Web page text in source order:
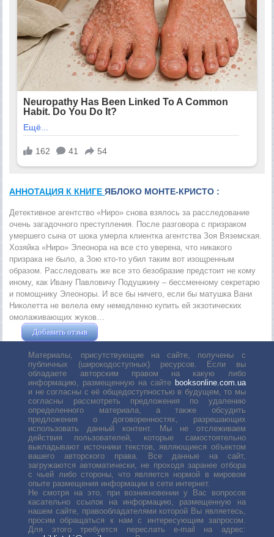
АННОТАЦИЯ К КНИГЕЯБЛОКО МОНТЕ-КРИСТО :
Детективное агентство «Ниро» снова взялось за расследование
очень загадочного преступления. После разговора с призраком
умершего сына от шока умерла клиентка агентства Зоя Вяземская.
Хозяйка «Ниро» Элеонора на все сто уверена, что никакого
призрака не было, а Зою кто-то убил таким вот изощренным
образом. Расследовать же все это безобразие предстоит не кому
иному, как Ивану Павловичу Подушкину – бессменному секретарю
и помощнику Элеоноры. И все бы ничего, если бы матушка Вани
Николетта не велела ему немедленно купить ей экзотических
омолаживающих жуков…
Добавить отзыв
Материалы, присутствующие на сайте, получены с
публичных (широкодоступных) ресурсов. Если вы
обладаете авторским правом на какую либо
информацию, размещенную на сайте booksonline.com.ua
и не согласны с её общедоступностью в будущем, то мы
согласны рассмотреть предложения по удалению
определенного материала, а также обсудить
предложения о договоренностях, разрешающих
использовать данный контент. Мы не отслеживаем
действия пользователей, которые самостоятельно
выкладывают источники текстов, являющиеся объектом
вашего авторского права. Все данные на сайт,
загружаются автоматически, не проходя заранее отбора
с чьей либо стороны, что является нормой в мировом
опыте размещения информации в сети интернет.
Не смотря на это, при возникновении у Вас вопросов
касательно ссылок на информацию, размещенную на
нашем сайте, правообладателями которой Вы являетесь,
просим обращаться к нам с интересующим запросом.
Для этого требуется переслать е-mail на адрес: